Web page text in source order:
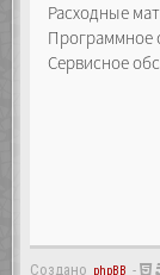
Расходные
Программное
Сервисное
Создано phpBB -